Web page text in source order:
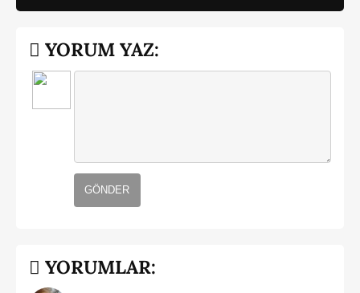
YORUM YAZ:
GÖNDER
YORUMLAR: